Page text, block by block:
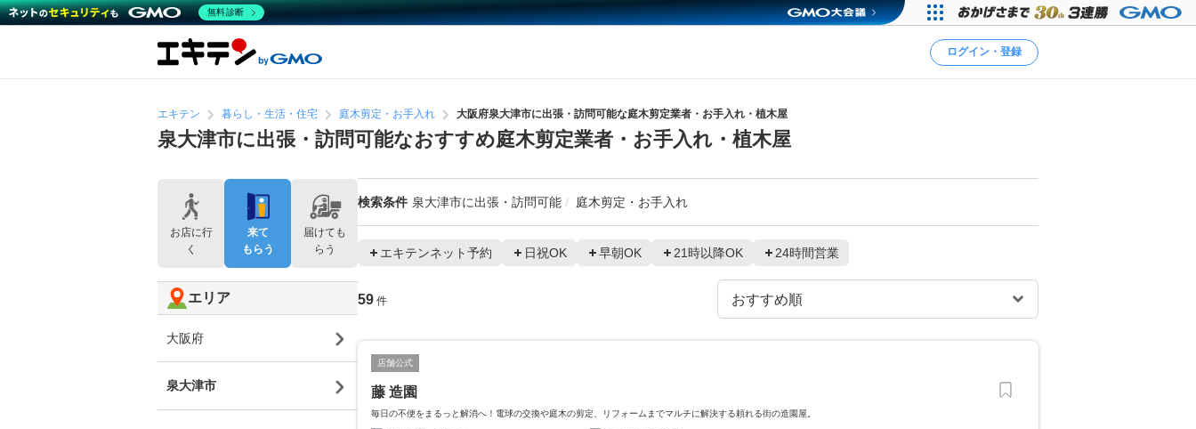
ログイン・登録
エキテン 暮らし・生活・住宅 庭木剪定・お手入れ 大阪府泉大津市に出張・訪問可能な庭木剪定業者・お手入れ・植木屋
泉大津市に出張・訪問可能なおすすめ庭木剪定業者・お手入れ・植木屋
検索条件 泉大津市に出張・訪問可能 庭木剪定・お手入れ
エキテンネット予約 日祝OK 早朝OK 21時以降OK 24時間営業
59 件
店舗公式
藤 造園
毎日の不便をまるっと解消へ！電球の交換や庭木の剪定、リフォームまでマルチに解決する頼れる街の造園屋。
お店に行
く
来て
もらう
届けても
らう
エリア
大阪府
泉大津市
無料診断